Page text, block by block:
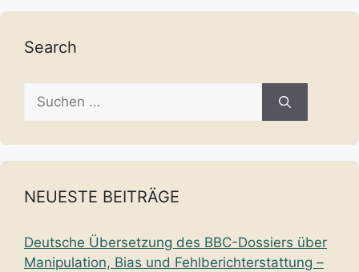
Search
Suche
nach:
NEUESTE BEITRÄGE
Deutsche Übersetzung des BBC-Dossiers über
Manipulation, Bias und Fehlberichterstattung –